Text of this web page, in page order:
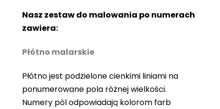
Nasz zestaw do malowania po numerach
zawiera:
Płótno malarskie
Płótno jest podzielone cienkimi liniami na
ponumerowane pola różnej wielkości.
Numery pól odpowiadają kolorom farb